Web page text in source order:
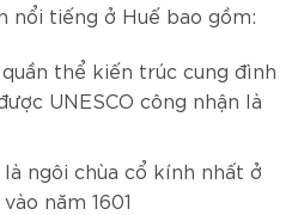
nổi tiếng ở Huế bao gồm:
thể kiến trúc cung đình
UNESCO công nhận là
ngôi chùa cổ kính nhất ở
năm 1601